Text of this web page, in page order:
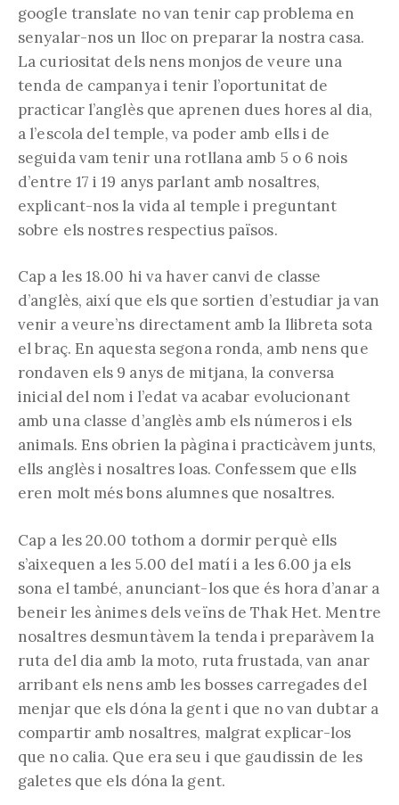
google translate no van tenir cap problema en
senyalar-nos un lloc on preparar la nostra casa.
La curiositat dels nens monjos de veure una
tenda de campanya i tenir l’oportunitat de
practicar l’anglès que aprenen dues hores al dia,
a l’escola del temple, va poder amb ells i de
seguida vam tenir una rotllana amb 5 o 6 nois
d’entre 17 i 19 anys parlant amb nosaltres,
explicant-nos la vida al temple i preguntant
sobre els nostres respectius països.
Cap a les 18.00 hi va haver canvi de classe
d’anglès, així que els que sortien d’estudiar ja van
venir a veure’ns directament amb la llibreta sota
el braç. En aquesta segona ronda, amb nens que
rondaven els 9 anys de mitjana, la conversa
inicial del nom i l’edat va acabar evolucionant
amb una classe d’anglès amb els números i els
animals. Ens obrien la pàgina i practicàvem junts,
ells anglès i nosaltres loas. Confessem que ells
eren molt més bons alumnes que nosaltres.
Cap a les 20.00 tothom a dormir perquè ells
s’aixequen a les 5.00 del matí i a les 6.00 ja els
sona el també, anunciant-los que és hora d’anar a
beneir les ànimes dels veïns de Thak Het. Mentre
nosaltres desmuntàvem la tenda i preparàvem la
ruta del dia amb la moto, ruta frustada, van anar
arribant els nens amb les bosses carregades del
menjar que els dóna la gent i que no van dubtar a
compartir amb nosaltres, malgrat explicar-los
que no calia. Que era seu i que gaudissin de les
galetes que els dóna la gent.